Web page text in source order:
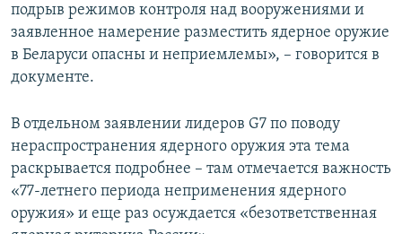
подрыв режимов контроля над вооружениями и
заявленное намерение разместить ядерное оружие
в Беларуси опасны и неприемлемы», – говорится в
документе.
В отдельном заявлении лидеров G7 по поводу
нераспространения ядерного оружия эта тема
раскрывается подробнее – там отмечается важность
«77-летнего периода неприменения ядерного
оружия» и еще раз осуждается «безответственная